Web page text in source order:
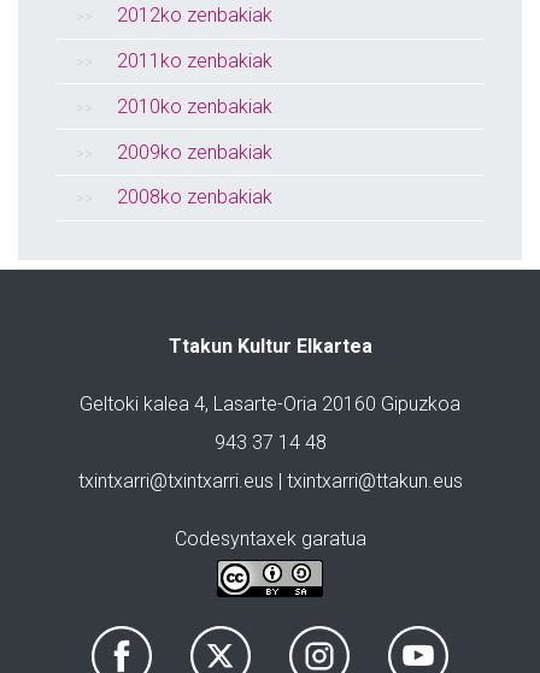
2012ko zenbakiak
2011ko zenbakiak
2010ko zenbakiak
2009ko zenbakiak
2008ko zenbakiak
Ttakun Kultur Elkartea
Geltoki kalea 4, Lasarte-Oria 20160 Gipuzkoa
943 37 14 48
txintxarri@txintxarri.eus | txintxarri@ttakun.eus
Codesyntaxek garatua